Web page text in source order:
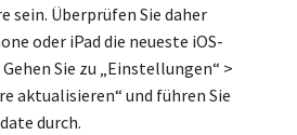
sein. Überprüfen Sie daher
oder iPad die neueste iOS-
Sie zu „Einstellungen“ >
aktualisieren“ und führen Sie
durch.